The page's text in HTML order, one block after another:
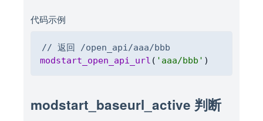
代码示例
// 返回 /open_api/aaa/bbb
modstart_open_api_url ( 'aaa/bbb' )
modstart_baseurl_active 判断